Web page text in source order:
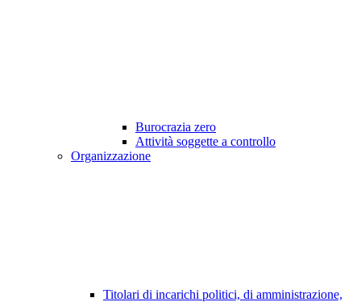
Burocrazia zero
Attività soggette a controllo
Organizzazione
Titolari di incarichi politici, di amministrazione,